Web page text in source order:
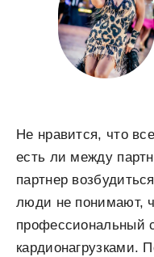
Не нравится, что
есть ли между
партнер
люди не понимают,
профессиональный
кардионагрузками.